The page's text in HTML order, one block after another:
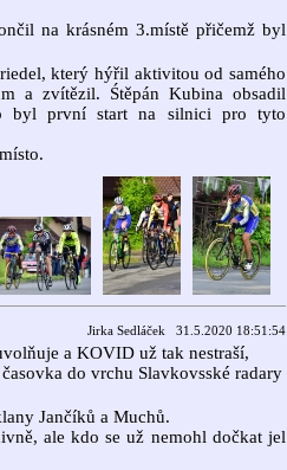
na krásném 3.místě přičemž byl
který hýřil aktivitou od samého
a zvítězil. Śtěpán Kubina obsadil
byl první start na silnici pro tyto
Jirka Sedláček 31.5.2020 18:51:54
a KOVID už tak nestraší,
do vrchu Slavkovsské radary
Jančíků a Muchů.
ale kdo se už nemohl dočkat jel